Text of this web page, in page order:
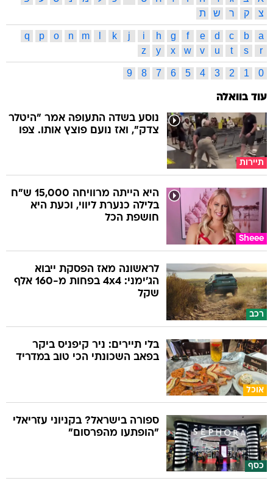
צ
ק ר ש ת
a
b
c
d
e
f
g
h
i
j
k
m
n
o
p
q
r
s
t
u
v
w
x
y
z
0
1
2
3
4
5
6
7
8
9
עוד בוואלה
תיירות
נוסע בשדה התעופה אמר "היטלר
צדק", ואז נועם פוצץ אותו. צפו
Sheee
היא הייתה מרוויחה 15,000 ש"ח
בלילה כנערת ליווי, וכעת היא
חושפת הכל
רכב
לראשונה מאז הפסקת ייבוא
הג'ימני: 4x4 בפחות מ-160 אלף
שקל
אוכל
בלי תיירים: ניר קיפניס ביקר
בפאב השכונתי הכי טוב במדריד
כסף
ספורה בישראל? בקניוני עזריאלי
"הופתעו מהפרסום"